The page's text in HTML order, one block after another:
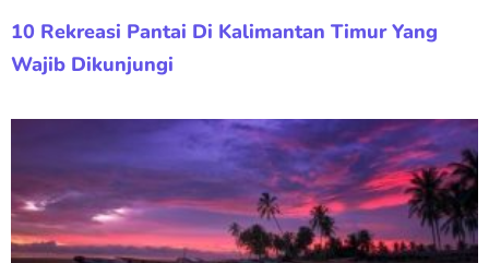
10 Rekreasi Pantai Di Kalimantan Timur Yang
Wajib Dikunjungi